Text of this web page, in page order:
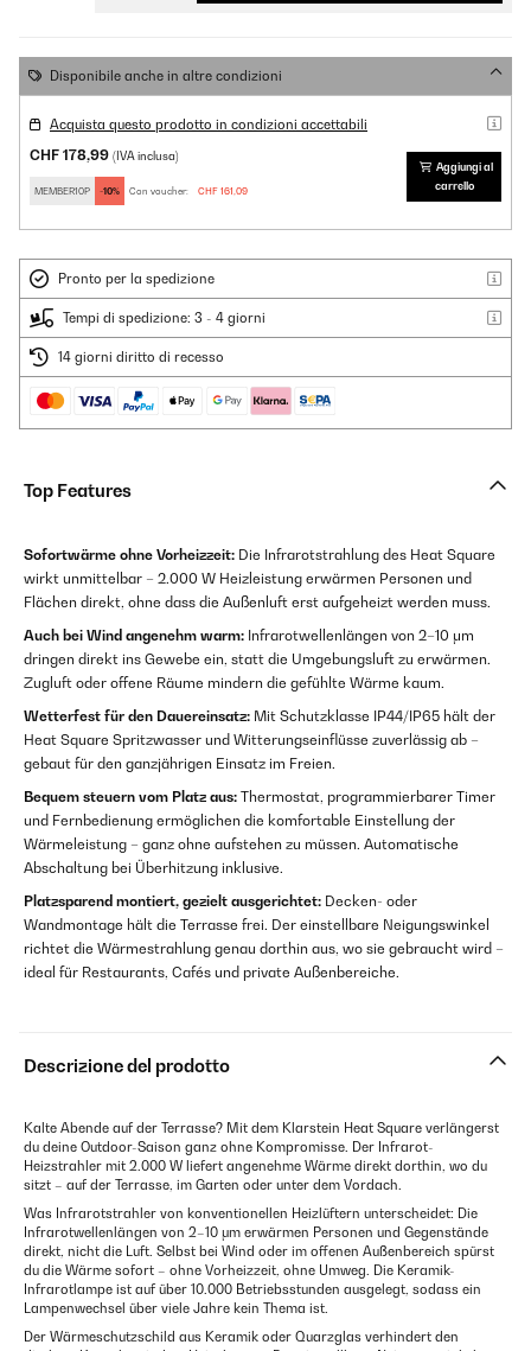
Disponibile anche in altre condizioni
Acquista questo prodotto in condizioni accettabili
CHF 178,99 (IVA inclusa)
MEMBER10P -10% Con voucher: CHF 161,09
Aggiungi al
carrello
Pronto per la spedizione
Tempi di spedizione: 3 - 4 giorni
14 giorni diritto di recesso
Top Features
Sofortwärme ohne Vorheizzeit: Die Infrarotstrahlung des Heat Square
wirkt unmittelbar – 2.000 W Heizleistung erwärmen Personen und
Flächen direkt, ohne dass die Außenluft erst aufgeheizt werden muss.
Auch bei Wind angenehm warm: Infrarotwellenlängen von 2–10 μm
dringen direkt ins Gewebe ein, statt die Umgebungsluft zu erwärmen.
Zugluft oder offene Räume mindern die gefühlte Wärme kaum.
Wetterfest für den Dauereinsatz: Mit Schutzklasse IP44/IP65 hält der
Heat Square Spritzwasser und Witterungseinflüsse zuverlässig ab –
gebaut für den ganzjährigen Einsatz im Freien.
Bequem steuern vom Platz aus: Thermostat, programmierbarer Timer
und Fernbedienung ermöglichen die komfortable Einstellung der
Wärmeleistung – ganz ohne aufstehen zu müssen. Automatische
Abschaltung bei Überhitzung inklusive.
Platzsparend montiert, gezielt ausgerichtet: Decken- oder
Wandmontage hält die Terrasse frei. Der einstellbare Neigungswinkel
richtet die Wärmestrahlung genau dorthin aus, wo sie gebraucht wird –
ideal für Restaurants, Cafés und private Außenbereiche.
Descrizione del prodotto
Kalte Abende auf der Terrasse? Mit dem Klarstein Heat Square verlängerst
du deine Outdoor-Saison ganz ohne Kompromisse. Der Infrarot-
Heizstrahler mit 2.000 W liefert angenehme Wärme direkt dorthin, wo du
sitzt – auf der Terrasse, im Garten oder unter dem Vordach.
Was Infrarotstrahler von konventionellen Heizlüftern unterscheidet: Die
Infrarotwellenlängen von 2–10 μm erwärmen Personen und Gegenstände
direkt, nicht die Luft. Selbst bei Wind oder im offenen Außenbereich spürst
du die Wärme sofort – ohne Vorheizzeit, ohne Umweg. Die Keramik-
Infrarotlampe ist auf über 10.000 Betriebsstunden ausgelegt, sodass ein
Lampenwechsel über viele Jahre kein Thema ist.
Der Wärmeschutzschild aus Keramik oder Quarzglas verhindert den